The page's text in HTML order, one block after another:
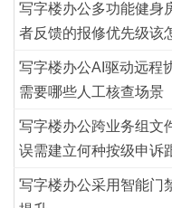
写字楼办公多功能健身
者反馈的报修优先级该
写字楼办公AI驱动远程
需要哪些人工核查场景
写字楼办公跨业务组文
误需建立何种按级申诉
写字楼办公采用智能门